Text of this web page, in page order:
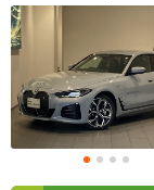
コ 禁煙